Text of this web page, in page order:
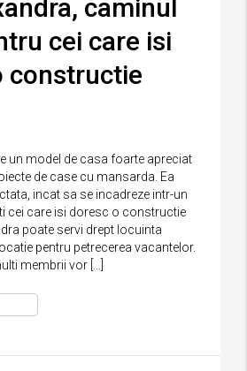
caminul
cei care isi
constructie
un model de casa foarte apreciat
de case cu mansarda. Ea
incat sa se incadreze intr-un
cei care isi doresc o constructie
poate servi drept locuinta
pentru petrecerea vacantelor.
membrii vor […]